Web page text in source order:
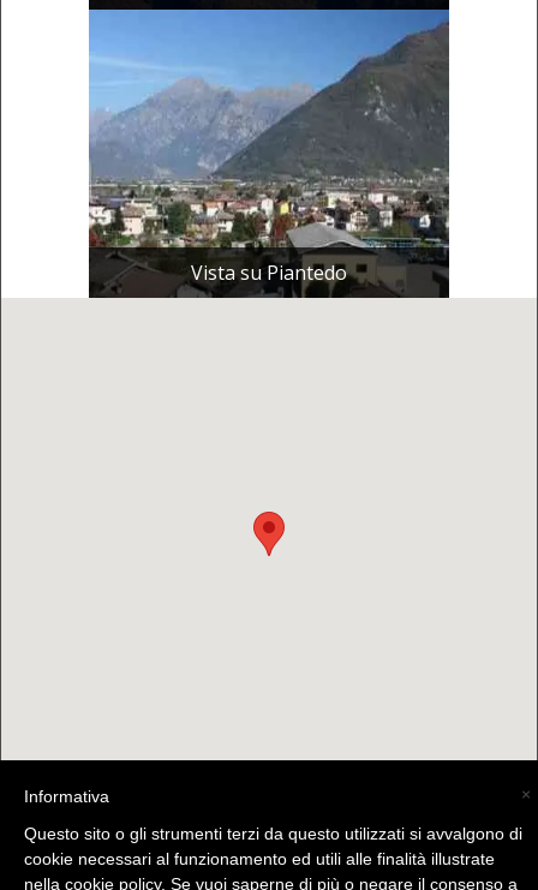
Vista su Piantedo
(C) La Valtellina - info@la-valtellina.com -
×
Informativa
Questo sito o gli strumenti terzi da questo utilizzati si avvalgono di
cookie necessari al funzionamento ed utili alle finalità illustrate
nella cookie policy. Se vuoi saperne di più o negare il consenso a